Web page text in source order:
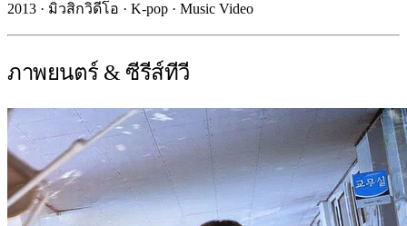
2013 · มิวสิกวิดีโอ · K-pop · Music Video
ภาพยนตร์ & ซีรีส์ทีวี